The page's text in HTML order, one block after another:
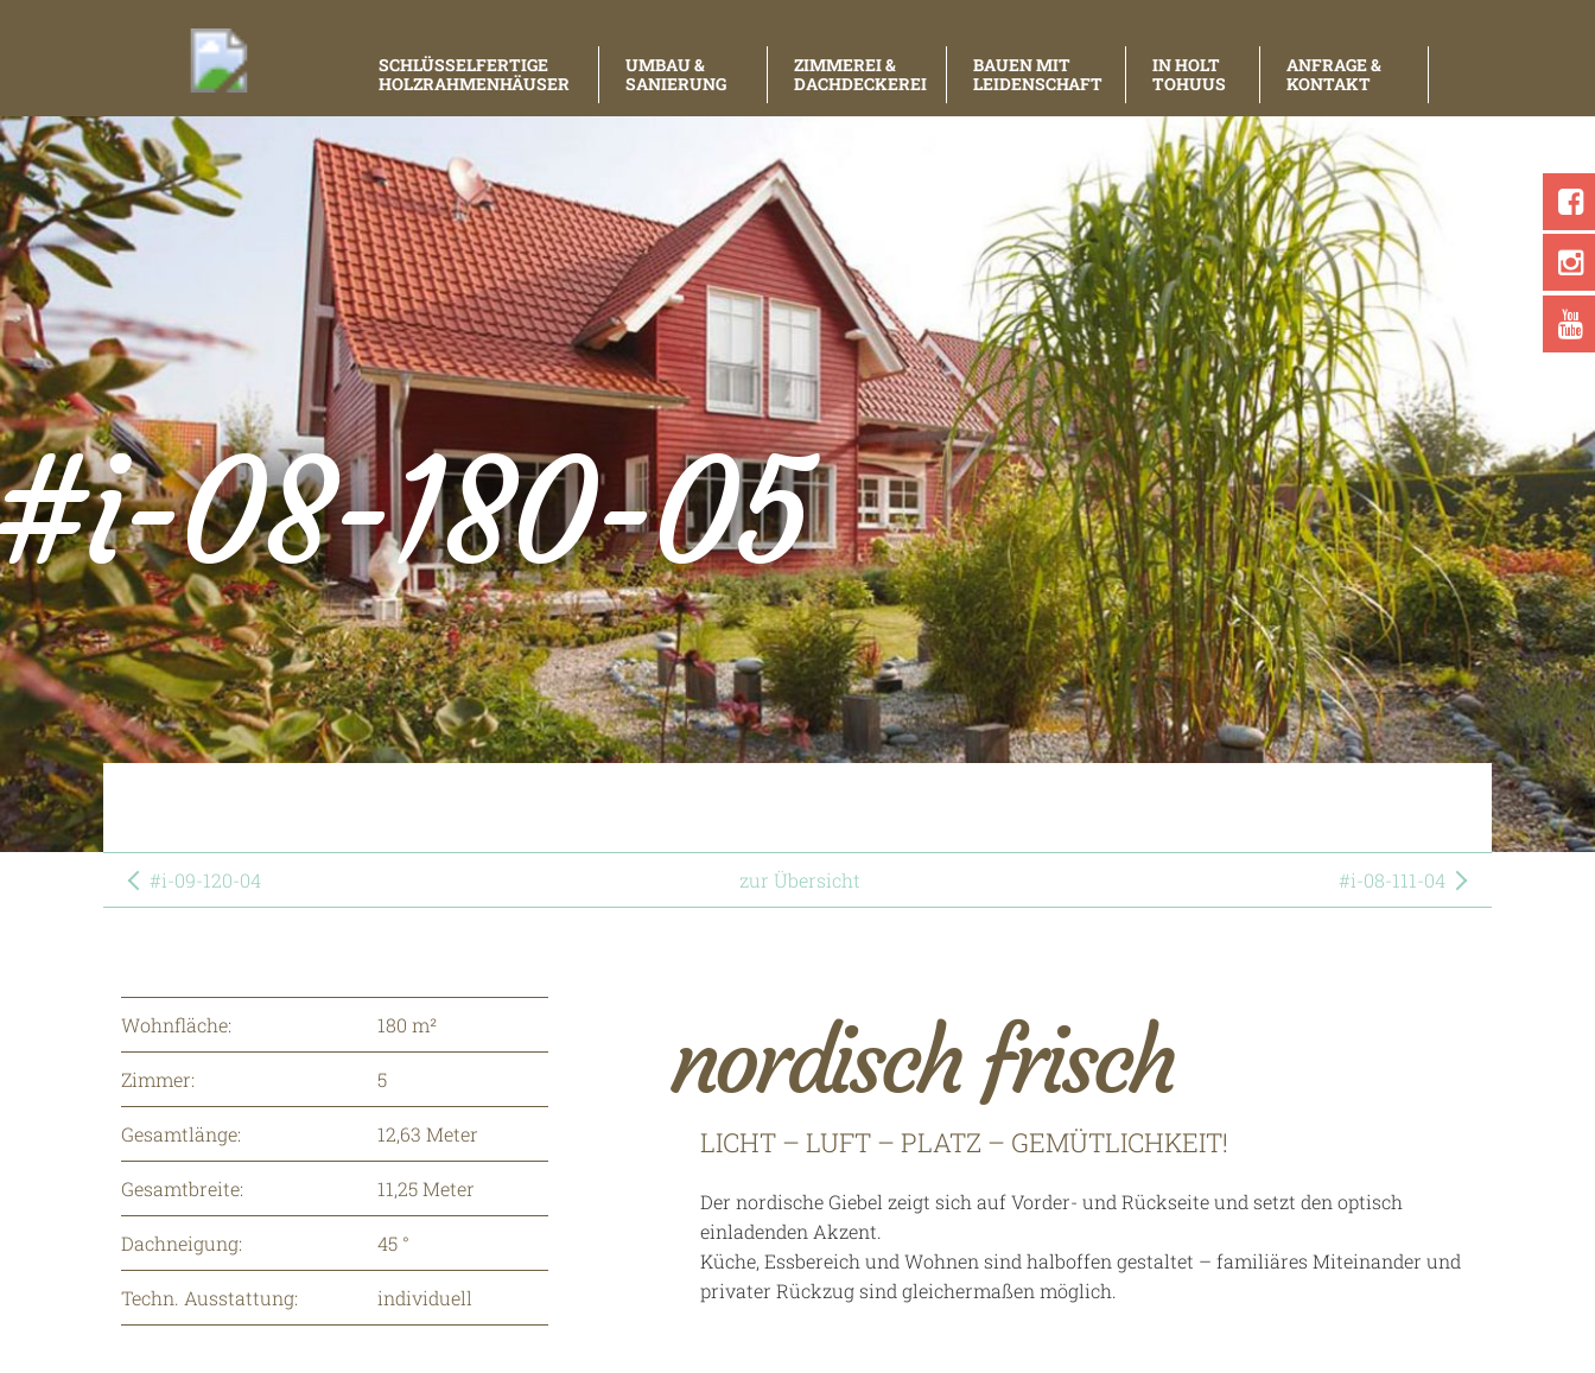
SCHLÜSSELFERTIGE
HOLZRAHMENHÄUSER
UMBAU &
SANIERUNG
ZIMMEREI &
DACHDECKEREI
BAUEN MIT
LEIDENSCHAFT
IN HOLT
TOHUUS
ANFRAGE &
KONTAKT
08-180-05
#i-09-120-04 zur Übersicht #i-08-111-04
Wohnfläche: 180 m²
Zimmer: 5
Gesamtlänge: 12,63 Meter
Gesamtbreite: 11,25 Meter
Dachneigung: 45 °
Techn. Ausstattung: individuell
nordisch frisch
LICHT – LUFT – PLATZ – GEMÜTLICHKEIT!
Der nordische Giebel zeigt sich auf Vorder- und Rückseite und setzt den optisch
einladenden Akzent.
Küche, Essbereich und Wohnen sind halboffen gestaltet – familiäres Miteinander und
privater Rückzug sind gleichermaßen möglich.